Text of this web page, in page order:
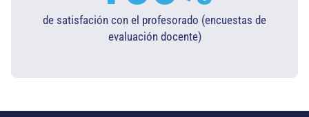
de satisfación con el profesorado (encuestas de
evaluación docente)​